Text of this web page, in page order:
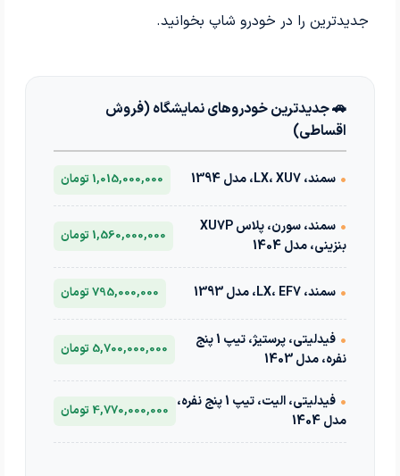
جدیدترین را در خودرو شاپ بخوانید.
🚗 جدیدترین خودروهای نمایشگاه (فروش
اقساطی)
• سمند، LX، XU7، مدل 1394 1,015,000,000 تومان
•
سمند، سورن، پلاس XU7P
بنزینی، مدل 1404
1,560,000,000 تومان
• سمند، LX، EF7، مدل 1393 795,000,000 تومان
•
فیدلیتی، پرستیژ، تیپ 1 پنج
نفره، مدل 1403
5,700,000,000 تومان
•
فیدلیتی، الیت، تیپ 1 پنج نفره،
مدل 1404
4,770,000,000 تومان